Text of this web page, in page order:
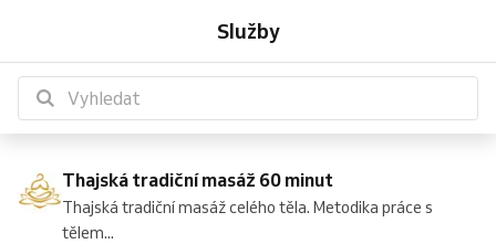
Služby
60
minut
Thajská tradiční masáž 60 minut
Thajská tradiční masáž celého těla. Metodika práce s
tělem...
90
minut
120
minut
60
minut
90
minut
120
minut
olejová
masáž
zad
60
minut
olejová
masáž
90
minut
Waiwari
120
minut
a
šíje
30
minut
a
šíje
60
minut
30
minut
45
minut
nohou
30
minut
nohou
60
minut